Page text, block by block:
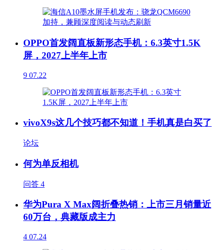
OPPO首发阔直板新形态手机：6.3英寸1.5K
屏，2027上半年上市
9 07.22
vivoX9s这几个技巧都不知道！手机真是白买了
论坛
何为单反相机
问答 4
华为Pura X Max阔折叠热销：上市三月销量近
60万台，典藏版成主力
4 07.24